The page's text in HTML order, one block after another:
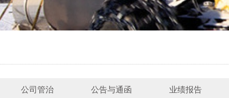
公司管治 公告与通函 业绩报告